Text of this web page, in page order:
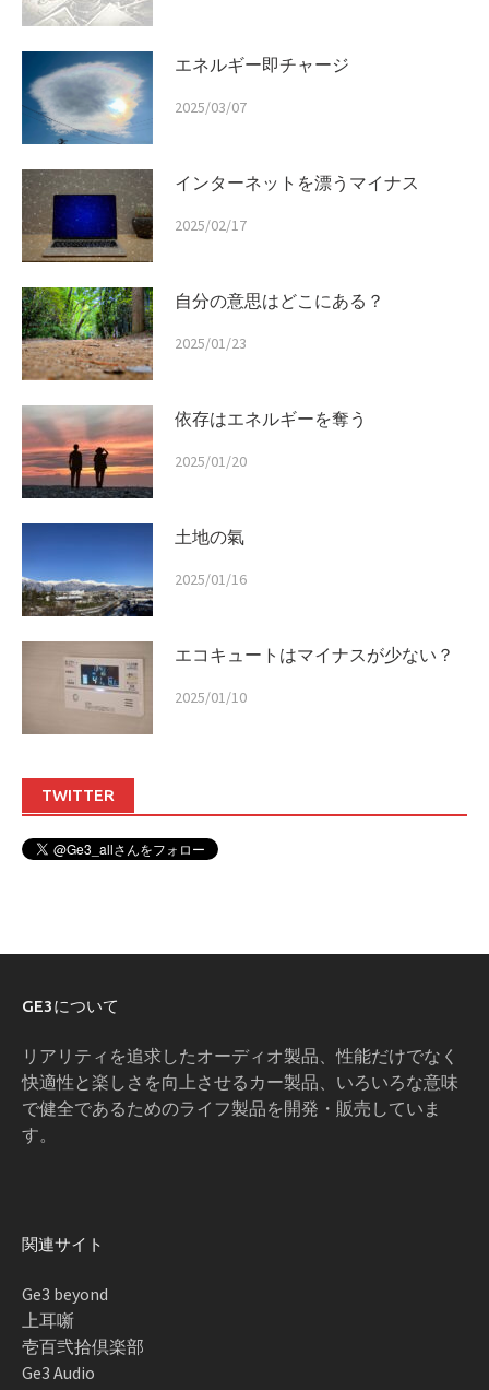
エネルギー即チャージ
2025/03/07
インターネットを漂うマイナス
2025/02/17
自分の意思はどこにある？
2025/01/23
依存はエネルギーを奪う
2025/01/20
土地の氣
2025/01/16
エコキュートはマイナスが少ない？
2025/01/10
TWITTER
GE3について
リアリティを追求したオーディオ製品、性能だけでなく
快適性と楽しさを向上させるカー製品、いろいろな意味
で健全であるためのライフ製品を開発・販売していま
す。
関連サイト
Ge3 beyond
上耳噺
壱百弐拾倶楽部
Ge3 Audio